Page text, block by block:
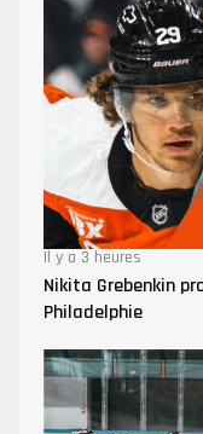
Il y a 3 heures
Nikita Grebenkin
Philadelphie